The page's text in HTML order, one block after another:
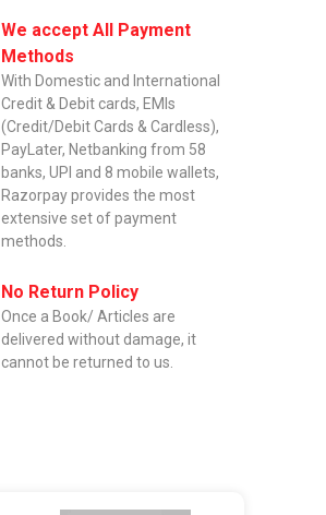
We accept All Payment
Methods
With Domestic and International
Credit & Debit cards, EMIs
(Credit/Debit Cards & Cardless),
PayLater, Netbanking from 58
banks, UPI and 8 mobile wallets,
Razorpay provides the most
extensive set of payment
methods.
No Return Policy
Once a Book/ Articles are
delivered without damage, it
cannot be returned to us.